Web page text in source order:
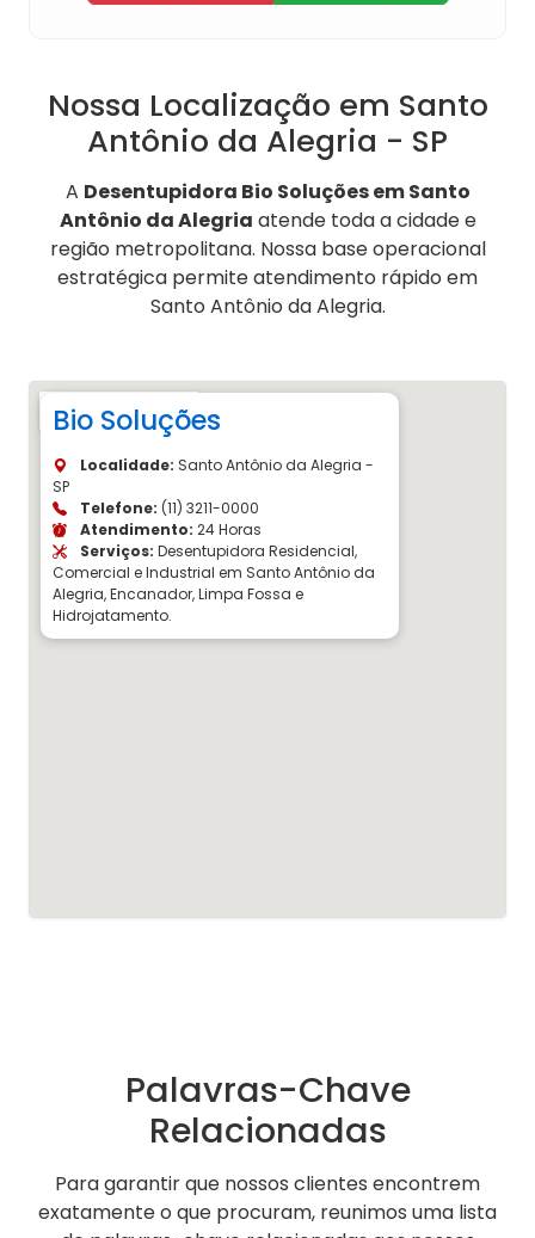
Nossa Localização em Santo
Antônio da Alegria - SP
A Desentupidora Bio Soluções em Santo
Antônio da Alegria atende toda a cidade e
região metropolitana. Nossa base operacional
estratégica permite atendimento rápido em
Santo Antônio da Alegria.
Bio Soluções
Localidade: Santo Antônio da Alegria -
SP
Telefone: (11) 3211-0000
Atendimento: 24 Horas
Serviços: Desentupidora Residencial,
Comercial e Industrial em Santo Antônio da
Alegria, Encanador, Limpa Fossa e
Hidrojatamento.
Palavras-Chave
Relacionadas
Para garantir que nossos clientes encontrem
exatamente o que procuram, reunimos uma lista